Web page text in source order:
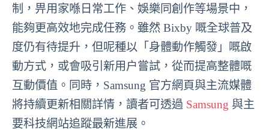
制，畀用家喺日常工作、娛樂同創作等場景中，
能夠更高效地完成任務。雖然 Bixby 嘅全球普及
度仍有待提升，但呢種以「身體動作觸發」嘅啟
動方式，或會吸引新用户嘗試，從而提高整體嘅
互動價值。同時，Samsung 官方網頁與主流媒體
將持續更新相關詳情，讀者可透過 Samsung 與主
要科技網站追蹤最新進展。